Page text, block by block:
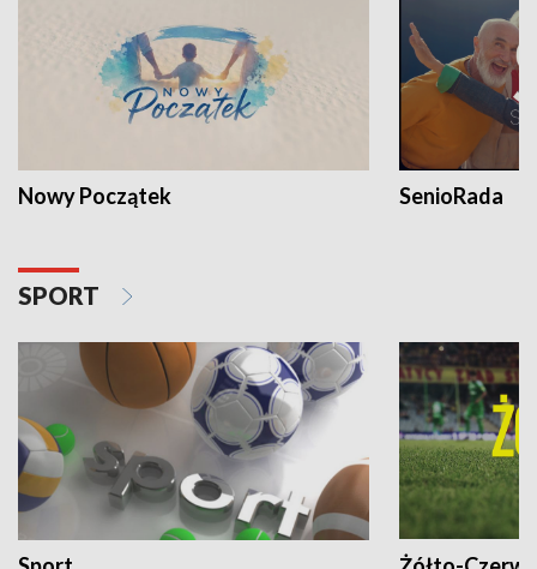
Nowy Początek SenioRada
SPORT